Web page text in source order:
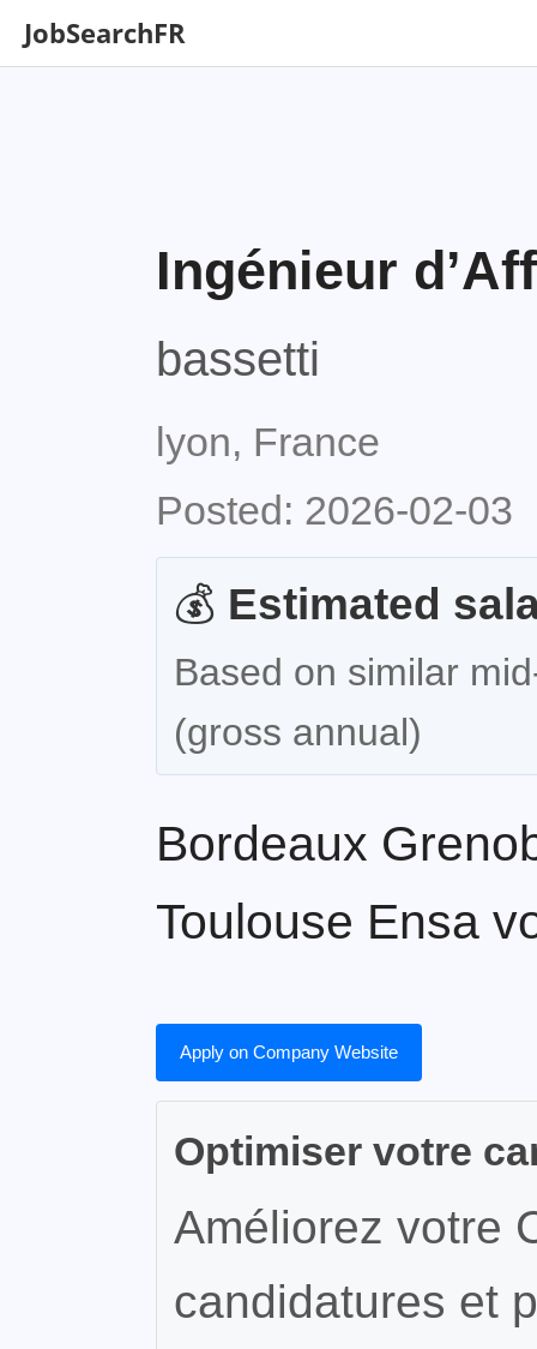
JobSearchFR
Ingénieur
bassetti
lyon, France
Posted: 2026-02-03
💰 Estimated
Based on similar
(gross annual)
Bordeaux
Toulouse Ensa
Apply on Company Website
Optimiser votre
Améliorez votre
candidatures et